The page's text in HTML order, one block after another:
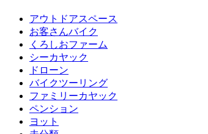
アウトドアスペース
お客さんバイク
くろしおファーム
シーカヤック
ドローン
バイクツーリング
ファミリーカヤック
ペンション
ヨット